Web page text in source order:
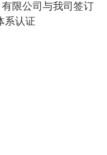
限公司与我司签订
系认证